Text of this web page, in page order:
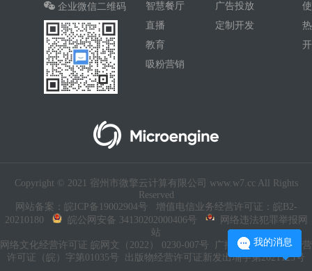
企业微信二维码
智慧餐厅
直播
教育
吸粉营销
广告投放
定制开发
Copyright © 2021 宿州市微擎云计算有限公司 www.w7.cc All Rights
Reserved
网站备案：皖ICP备19002904号 增值电信业务经营许可证：皖B2-
20210180
皖公网安备 34130202000406号
网络违法犯罪举报网
站
网络文化经营许可证 皖网文（2022） 0230-007号 广播电视节目制作经营
许可证（皖）字第01035号 出版物经营许可证新发出埇字第2021125号
我的消息